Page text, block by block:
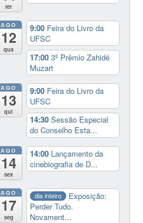
ter
AGO
12
qua
9:00 Feira do Livro da
UFSC
17:003º Prêmio Zahidé
Muzart
AGO
13
qui
9:00 Feira do Livro da
UFSC
14:30Sessão Especial
do Conselho Esta...
AGO
14
sex
14:00 Lançamento da
cinebiografia de D...
AGO
17
seg
dia inteiro
Exposição:
Perder Tudo.
Novament...